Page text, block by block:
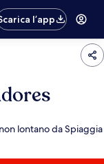
l’app
lontano da Spiaggia